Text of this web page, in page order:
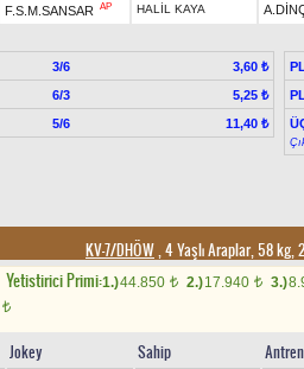
F.S.M.SANSAR AP HALİL KAYA
3/6
3,60 ₺
6/3
5,25 ₺
5/6 11,40 ₺
KV-7/DHÖW, 4 Yaşlı Araplar, 58 kg,
Yetistirici Primi:1.)44.850 t 2.)17.940 t 3.)
t
Jokey Sahip